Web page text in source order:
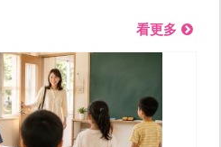
看更多